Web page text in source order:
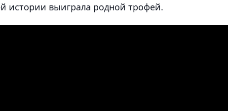
истории выиграла родной трофей.